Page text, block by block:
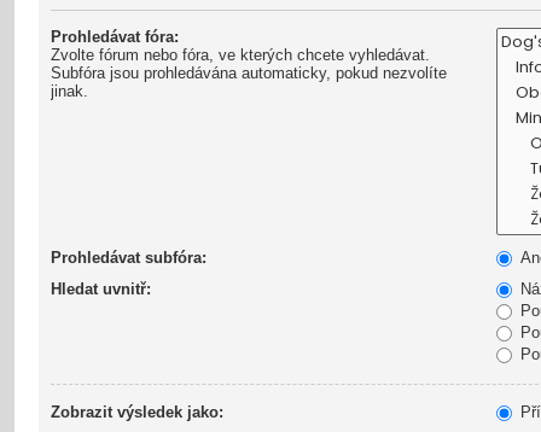
Prohledávat fóra:
Zvolte fórum nebo fóra, ve kterých chcete vyhledávat.
Subfóra jsou prohledávána automaticky, pokud nezvolíte
jinak.
Prohledávat subfóra:
Hledat uvnitř:
Zobrazit výsledek jako: